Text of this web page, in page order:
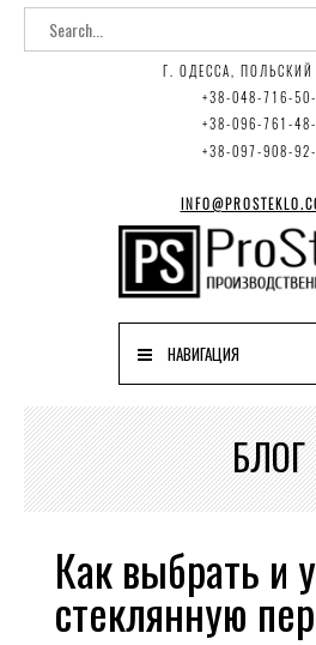
Г. ОДЕССА, ПОЛЬСКИЙ
+38-048-716-
+38-096-761-
+38-097-908-
НАВИГАЦИЯ
БЛОГ
Как выбрать и
стеклянную